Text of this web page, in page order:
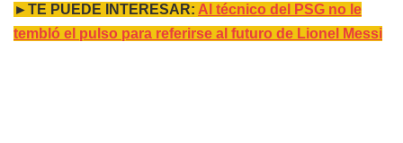
►TE PUEDE INTERESAR: Al técnico del PSG no le
tembló el pulso para referirse al futuro de Lionel Messi